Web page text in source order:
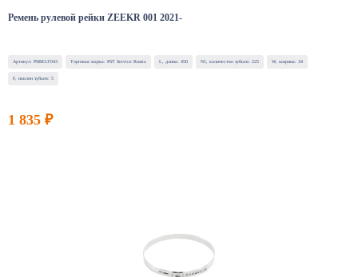
Ремень рулевой рейки ZEEKR 001 2021-
Артикул: PSBELT043 Торговая марка: PST Service Russia L, длина: 450 N1, количество зубьев: 225 W, ширина: 34
F, наклон зубьев: 5
1 835 ₽